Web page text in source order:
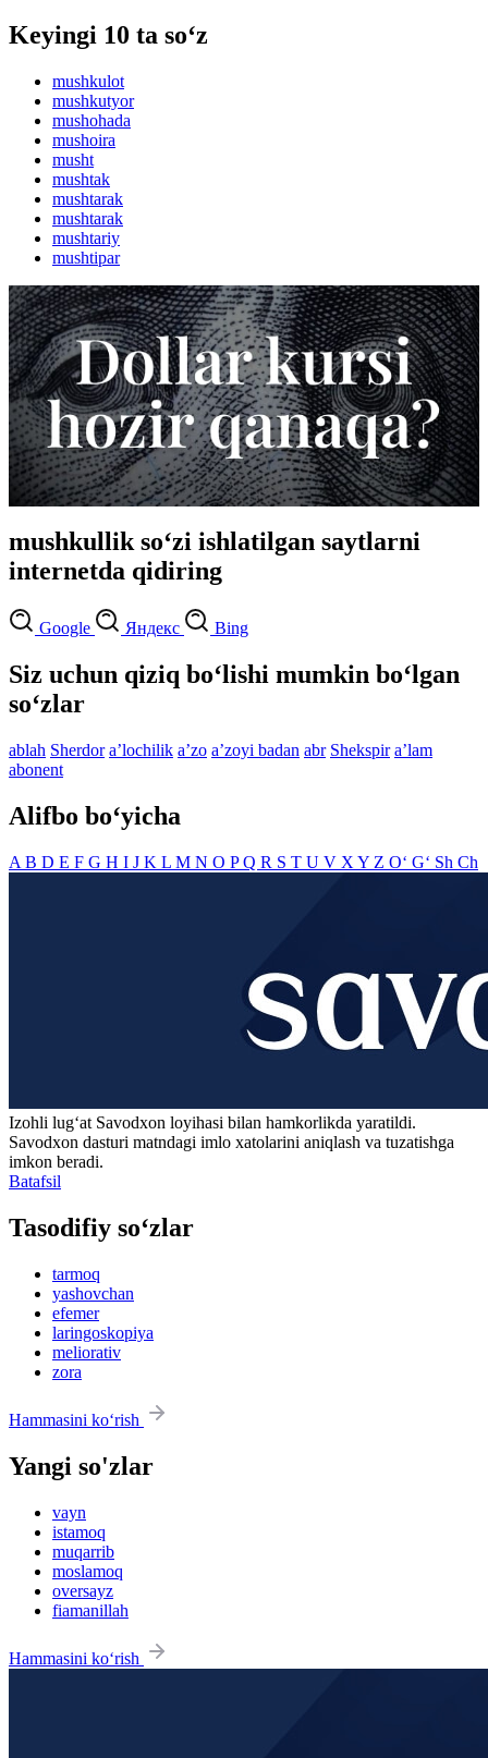
Keyingi 10 ta so‘z
mushkulot
mushkutyor
mushohada
mushoira
musht
mushtak
mushtarak
mushtarak
mushtariy
mushtipar
mushkullik so‘zi ishlatilgan saytlarni
internetda qidiring
Google Яндекс Bing
Siz uchun qiziq bo‘lishi mumkin bo‘lgan
so‘zlar
ablah Sherdor aʼlochilik aʼzo aʼzoyi badan abr Shekspir aʼlam
abonent
Alifbo bo‘yicha
A B D E F G H I J K L M N O PQ R S T U V X Y Z O‘ G‘ Sh Ch
Izohli lugʻat Savodxon loyihasi bilan hamkorlikda yaratildi.
Savodxon dasturi matndagi imlo xatolarini aniqlash va tuzatishga
imkon beradi.
Batafsil
Tasodifiy so‘zlar
tarmoq
yashovchan
efemer
laringoskopiya
meliorativ
zora
Hammasini ko‘rish
Yangi so'zlar
vayn
istamoq
muqarrib
moslamoq
oversayz
fiamanillah
Hammasini ko‘rish